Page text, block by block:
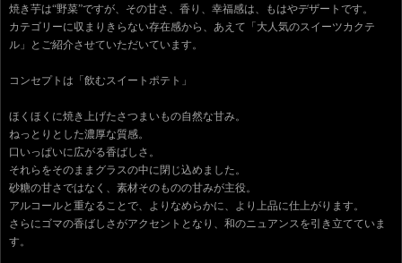
焼き芋は“野菜”ですが、その甘さ、香り、幸福感は、もはやデザートです。
カテゴリーに収まりきらない存在感から、あえて「大人気のスイーツカクテ
ル」とご紹介させていただいています。
コンセプトは「飲むスイートポテト」
ほくほくに焼き上げたさつまいもの自然な甘み。
ねっとりとした濃厚な質感。
口いっぱいに広がる香ばしさ。
それらをそのままグラスの中に閉じ込めました。
砂糖の甘さではなく、素材そのものの甘みが主役。
アルコールと重なることで、よりなめらかに、より上品に仕上がります。
さらにゴマの香ばしさがアクセントとなり、和のニュアンスを引き立てていま
す。